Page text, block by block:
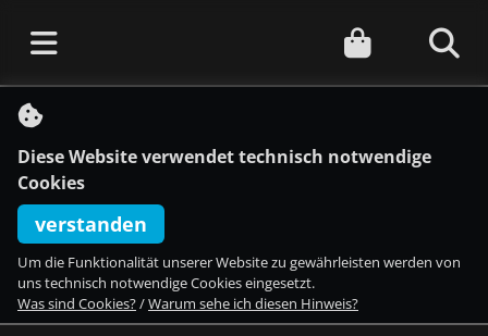
n
Diese Website verwendet technisch notwendige
Cookies
verstanden
Um die Funktionalität unserer Website zu gewährleisten werden von
uns technisch notwendige Cookies eingesetzt.
Was sind Cookies?/Warum sehe ich diesen Hinweis?